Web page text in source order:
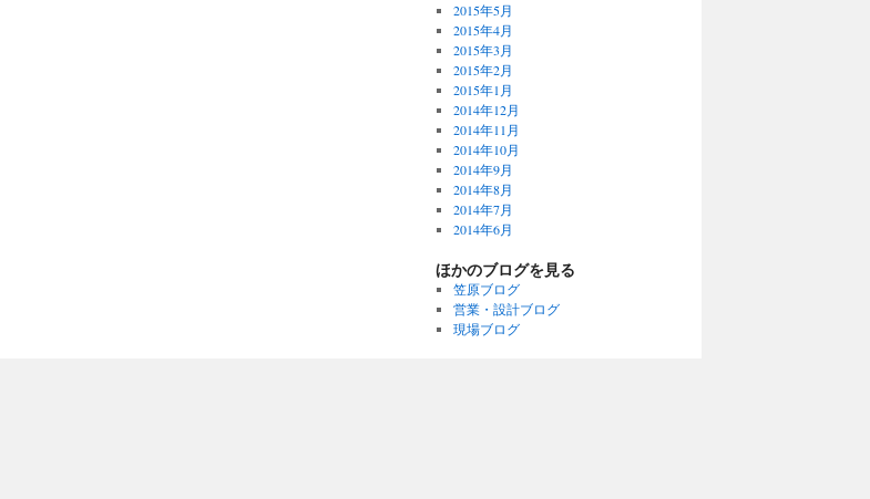
2015年5月
2015年4月
2015年3月
2015年2月
2015年1月
2014年12月
2014年11月
2014年10月
2014年9月
2014年8月
2014年7月
2014年6月
ほかのブログを見る
笠原ブログ
営業・設計ブログ
現場ブログ